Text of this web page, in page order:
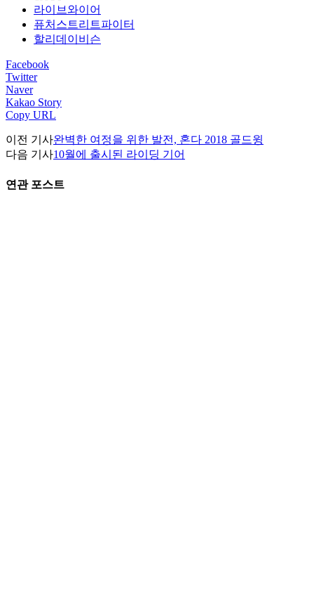
라이브와이어
퓨처스트리트파이터
할리데이비슨
Facebook
Twitter
Naver
Kakao Story
Copy URL
이전 기사완벽한 여정을 위한 발전, 혼다 2018 골드윙
다음 기사10월에 출시된 라이딩 기어
연관 포스트